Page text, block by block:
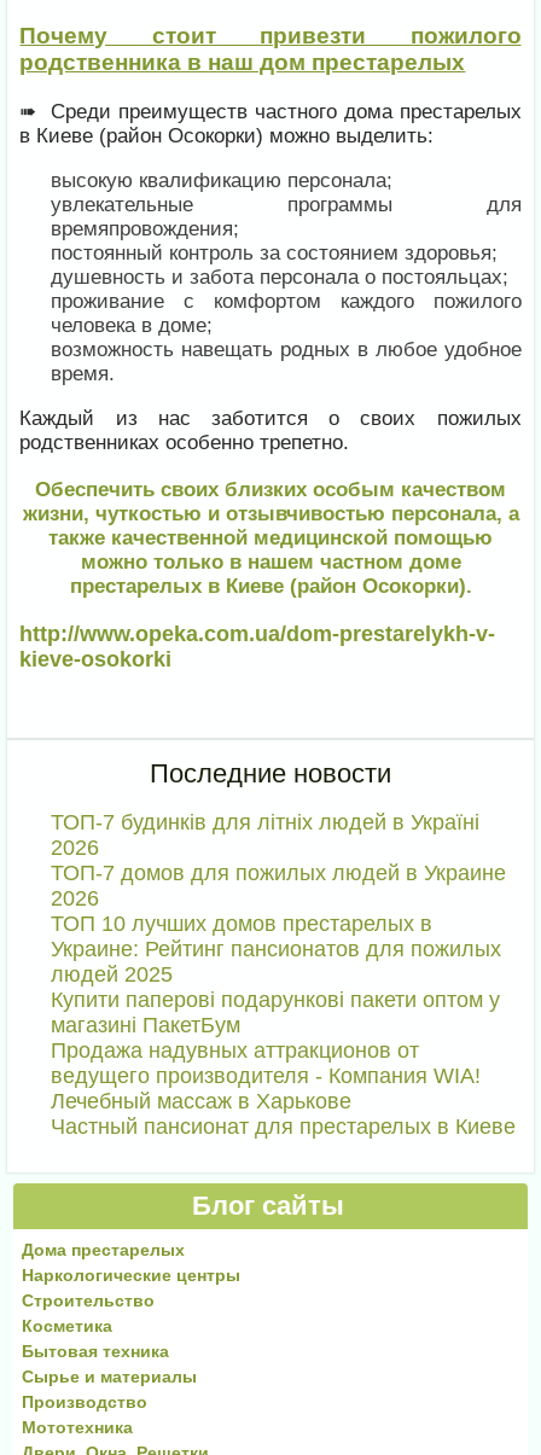
Почему стоит привезти пожилого
родственника в наш дом престарелых
➠ Среди преимуществ частного дома престарелых
в Киеве (район Осокорки) можно выделить:
высокую квалификацию персонала;
увлекательные программы для
времяпровождения;
постоянный контроль за состоянием здоровья;
душевность и забота персонала о постояльцах;
проживание с комфортом каждого пожилого
человека в доме;
возможность навещать родных в любое удобное
время.
Каждый из нас заботится о своих пожилых
родственниках особенно трепетно.
Обеспечить своих близких особым качеством
жизни, чуткостью и отзывчивостью персонала, а
также качественной медицинской помощью
можно только в нашем частном доме
престарелых в Киеве (район Осокорки).
http://www.opeka.com.ua/dom-prestarelykh-v-
kieve-osokorki
Последние новости
ТОП-7 будинків для літніх людей в Україні
2026
ТОП-7 домов для пожилых людей в Украине
2026
ТОП 10 лучших домов престарелых в
Украине: Рейтинг пансионатов для пожилых
людей 2025
Купити паперові подарункові пакети оптом у
магазині ПакетБум
Продажа надувных аттракционов от
ведущего производителя - Компания WIA!
Лечебный массаж в Харькове
Частный пансионат для престарелых в Киеве
Блог сайты
Дома престарелых
Наркологические центры
Строительство
Косметика
Бытовая техника
Сырье и материалы
Производство
Мототехника